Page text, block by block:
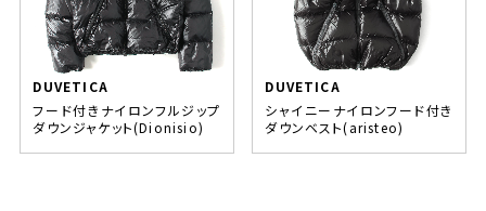
DUVETICA
フード付きナイロンフルジップ
ダウンジャケット(Dionisio)
DUVETICA
シャイニーナイロンフード付き
ダウンベスト(aristeo)